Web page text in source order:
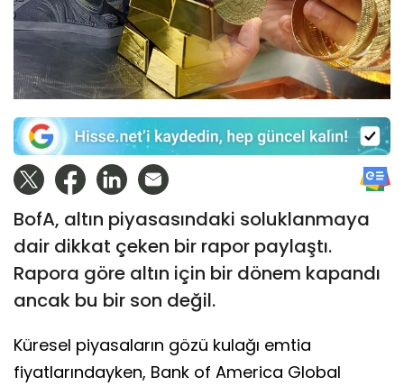
BofA, altın piyasasındaki soluklanmaya
dair dikkat çeken bir rapor paylaştı.
Rapora göre altın için bir dönem kapandı
ancak bu bir son değil.
Küresel piyasaların gözü kulağı emtia
fiyatlarındayken, Bank of America Global